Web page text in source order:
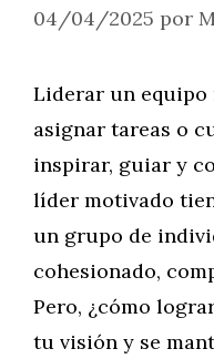
04/04/2025 por
Liderar un equipo
asignar tareas o
inspirar, guiar y
líder motivado
un grupo de
cohesionado,
Pero, ¿cómo
tu visión y se